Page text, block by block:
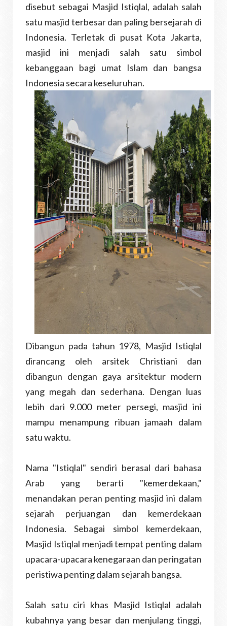
disebut sebagai Masjid Istiqlal, adalah salah
satu masjid terbesar dan paling bersejarah di
Indonesia. Terletak di pusat Kota Jakarta,
masjid ini menjadi salah satu simbol
kebanggaan bagi umat Islam dan bangsa
Indonesia secara keseluruhan.
Dibangun pada tahun 1978, Masjid Istiqlal
dirancang oleh arsitek Christiani dan
dibangun dengan gaya arsitektur modern
yang megah dan sederhana. Dengan luas
lebih dari 9.000 meter persegi, masjid ini
mampu menampung ribuan jamaah dalam
satu waktu.
Nama "Istiqlal" sendiri berasal dari bahasa
Arab yang berarti "kemerdekaan,"
menandakan peran penting masjid ini dalam
sejarah perjuangan dan kemerdekaan
Indonesia. Sebagai simbol kemerdekaan,
Masjid Istiqlal menjadi tempat penting dalam
upacara-upacara kenegaraan dan peringatan
peristiwa penting dalam sejarah bangsa.
Salah satu ciri khas Masjid Istiqlal adalah
kubahnya yang besar dan menjulang tinggi,